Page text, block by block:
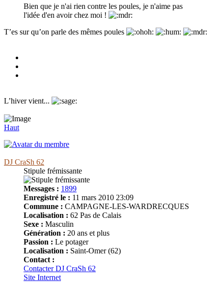
Bien que je n'ai rien contre les poules, je n'aime pas
l'idée d'en avoir chez moi !
T’es sur qu’on parle des mêmes poules
L’hiver vient...
Haut
DJ CraSh 62
Stipule frémissante
Messages : 1899
Enregistré le : 11 mars 2010 23:09
Commune : CAMPAGNE-LES-WARDRECQUES
Localisation : 62 Pas de Calais
Sexe : Masculin
Génération : 20 ans et plus
Passion : Le potager
Localisation : Saint-Omer (62)
Contact :
Contacter DJ CraSh 62
Site Internet